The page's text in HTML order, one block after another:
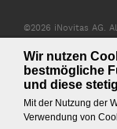
©2026 iNovitas AG.
AGB
Impressum
Wir nutzen
bestmögliche
und diese
Mit der Nutzung der
Verwendung von